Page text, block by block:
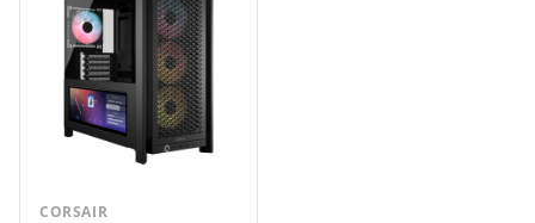
CORSAIR